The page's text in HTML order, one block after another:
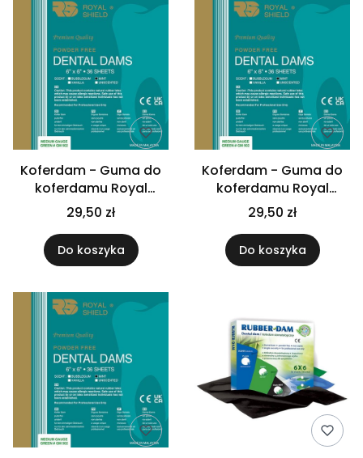
Koferdam - Guma do
koferdamu Royal
Shield, niebieska,
bezzapachowa, heavy
(op. 36 szt.)
29,50 zł
Do koszyka
Koferdam - Guma do
koferdamu Royal
Shield, niebieska,
bezzapachowa,
medium (op. 36 szt.)
29,50 zł
Do koszyka